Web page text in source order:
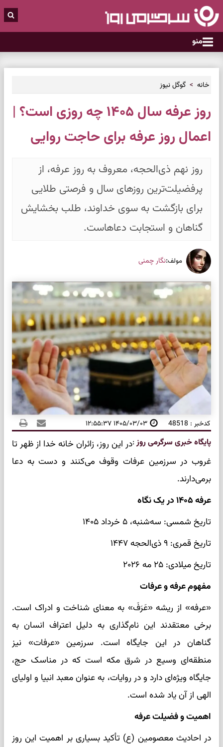
منو
خانه گوگل نیوز
روز عرفه سال ۱۴۰۵ چه روزی است؟ |
اعمال روز عرفه برای حاجت روایی
روز نهم ذی‌الحجه، معروف به روز عرفه، از
پرفضیلت‌ترین روزهای سال و فرصتی طلایی
برای بازگشت به سوی خداوند، طلب بخشایش
گناهان و استجابت دعاهاست.
مولف:نگار چمنی
کدخبر : 48518 ۱۴۰۵/۰۳/۰۳ ۱۲:۵۵:۳۷
پایگاه خبری سرگرمی روز:در این روز، زائران خانه خدا از ظهر تا
غروب در سرزمین عرفات وقوف می‌کنند و دست به دعا
برمی‌دارند.
عرفه ۱۴۰۵ در یک نگاه
تاریخ شمسی: سه‌شنبه، ۵ خرداد ۱۴۰۵
تاریخ قمری: ۹ ذی‌الحجه ۱۴۴۷
تاریخ میلادی: ۲۵ مه ۲۰۲۶
مفهوم عرفه و عرفات
«عرفه» از ریشه «عَرَفَ» به معنای شناخت و ادراک است.
برخی معتقدند این نام‌گذاری به دلیل اعتراف انسان به
گناهان در این جایگاه است. سرزمین «عرفات» نیز
منطقه‌ای وسیع در شرق مکه است که در مناسک حج،
جایگاه ویژه‌ای دارد و در روایات، به عنوان معبد انبیا و اولیای
الهی از آن یاد شده است.
اهمیت و فضیلت عرفه
در احادیث معصومین (ع) تأکید بسیاری بر اهمیت این روز